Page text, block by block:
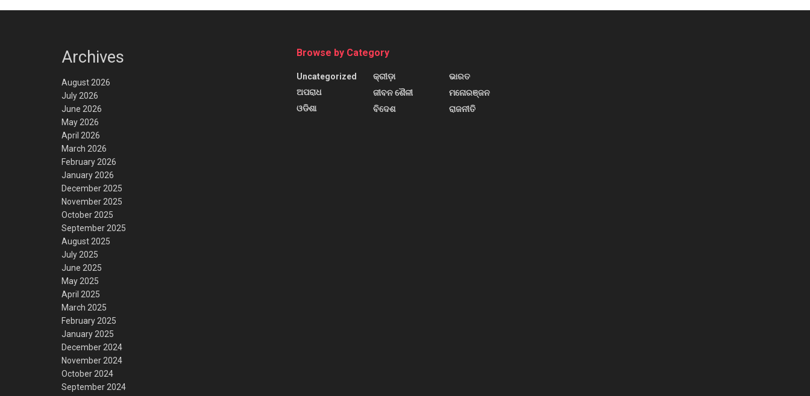
Archives
August 2026
July 2026
June 2026
May 2026
April 2026
March 2026
February 2026
January 2026
December 2025
November 2025
October 2025
September 2025
August 2025
July 2025
June 2025
May 2025
April 2025
March 2025
February 2025
January 2025
December 2024
November 2024
October 2024
September 2024
Browse by Category
Uncategorized
ଅପରାଧ
ଓଡିଶା
କ୍ରୀଡ଼ା
ଜୀବନ ଶୈଳୀ
ବିଦେଶ
ଭାରତ
ମନୋରଞ୍ଜନ
ରାଜନୀତି